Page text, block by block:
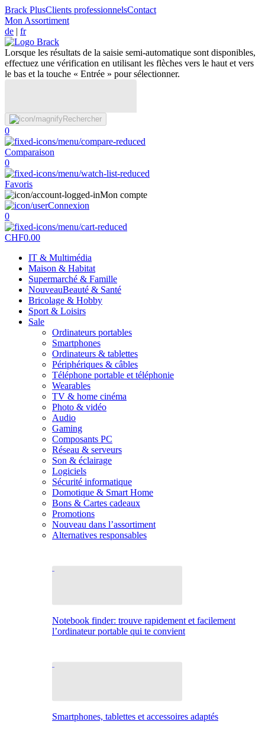
Brack PlusClients professionnelsContact
Mon Assortiment
de | fr
Lorsque les résultats de la saisie semi-automatique sont disponibles,
effectuez une vérification en utilisant les flèches vers le haut et vers
le bas et la touche « Entrée » pour sélectionner.
Rechercher
0
Comparaison
0
Favoris
Mon compte
Connexion
0
CHF0.00
IT & Multimédia
Maison & Habitat
Supermarché & Famille
NouveauBeauté & Santé
Bricolage & Hobby
Sport & Loisirs
Sale
Ordinateurs portables
Smartphones
Ordinateurs & tablettes
Périphériques & câbles
Téléphone portable et téléphonie
Wearables
TV & home cinéma
Photo & vidéo
Audio
Gaming
Composants PC
Réseau & serveurs
Son & éclairage
Logiciels
Sécurité informatique
Domotique & Smart Home
Bons & Cartes cadeaux
Promotions
Nouveau dans l’assortiment
Alternatives responsables
Notebook finder: trouve rapidement et facilement
l’ordinateur portable qui te convient
Smartphones, tablettes et accessoires adaptés